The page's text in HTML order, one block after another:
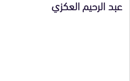
عبد الرحيم العكزي